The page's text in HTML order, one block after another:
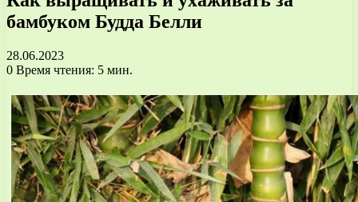
бамбуком Будда Белли
28.06.2023
0 Время чтения: 5 мин.